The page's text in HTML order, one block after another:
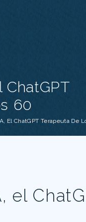
ChatGPT
60
El ChatGPT Terapeuta De
el